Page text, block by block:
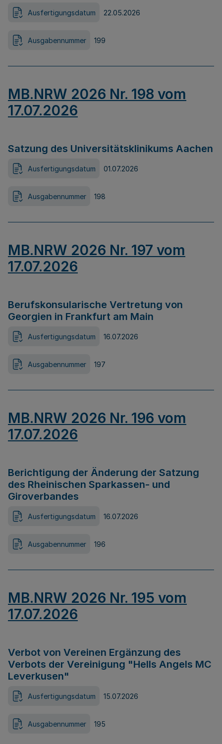
Ausfertigungsdatum 22.05.2026
Ausgabennummer 199
MB.NRW 2026 Nr. 198 vom
17.07.2026
Satzung des Universitätsklinikums Aachen
Ausfertigungsdatum 01.07.2026
Ausgabennummer 198
MB.NRW 2026 Nr. 197 vom
17.07.2026
Berufskonsularische Vertretung von
Georgien in Frankfurt am Main
Ausfertigungsdatum 16.07.2026
Ausgabennummer 197
MB.NRW 2026 Nr. 196 vom
17.07.2026
Berichtigung der Änderung der Satzung
des Rheinischen Sparkassen- und
Giroverbandes
Ausfertigungsdatum 16.07.2026
Ausgabennummer 196
MB.NRW 2026 Nr. 195 vom
17.07.2026
Verbot von Vereinen Ergänzung des
Verbots der Vereinigung "Hells Angels MC
Leverkusen"
Ausfertigungsdatum 15.07.2026
Ausgabennummer 195